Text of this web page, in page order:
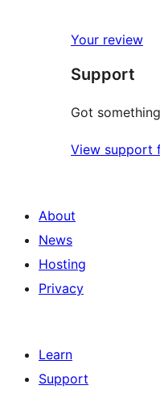
Your review
Support
Got
View support
About
News
Hosting
Privacy
Learn
Support